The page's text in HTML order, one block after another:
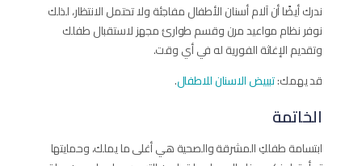
ندرك أيضًا أن آلام أسنان الأطفال مفاجئة ولا تحتمل الانتظار، لذلك
نوفر نظام مواعيد مرن وقسم طوارئ مجهز لاستقبال طفلك
وتقديم الإغاثة الفورية له في أي وقت.
قد يهمك:تبييض الاسنان للاطفال.
الخاتمة
ابتسامة طفلكِ المشرقة والصحية هي أغلى ما يملك، وحمايتها